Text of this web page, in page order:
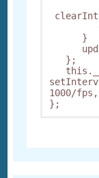
}
};
1000/
};